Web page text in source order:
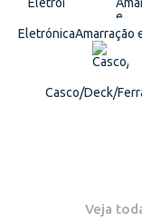
EletrónicaAmarração
Casco/Deck/
Veja